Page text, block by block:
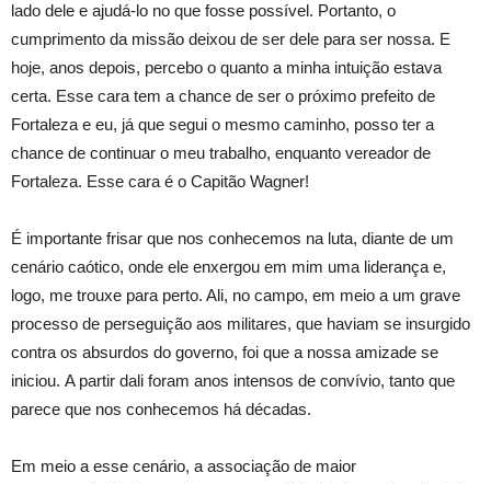
lado dele e ajudá-lo no que fosse possível. Portanto, o
cumprimento da missão deixou de ser dele para ser nossa. E
hoje, anos depois, percebo o quanto a minha intuição estava
certa. Esse cara tem a chance de ser o próximo prefeito de
Fortaleza e eu, já que segui o mesmo caminho, posso ter a
chance de continuar o meu trabalho, enquanto vereador de
Fortaleza. Esse cara é o Capitão Wagner!
É importante frisar que nos conhecemos na luta, diante de um
cenário caótico, onde ele enxergou em mim uma liderança e,
logo, me trouxe para perto. Ali, no campo, em meio a um grave
processo de perseguição aos militares, que haviam se insurgido
contra os absurdos do governo, foi que a nossa amizade se
iniciou. A partir dali foram anos intensos de convívio, tanto que
parece que nos conhecemos há décadas.
Em meio a esse cenário, a associação de maior